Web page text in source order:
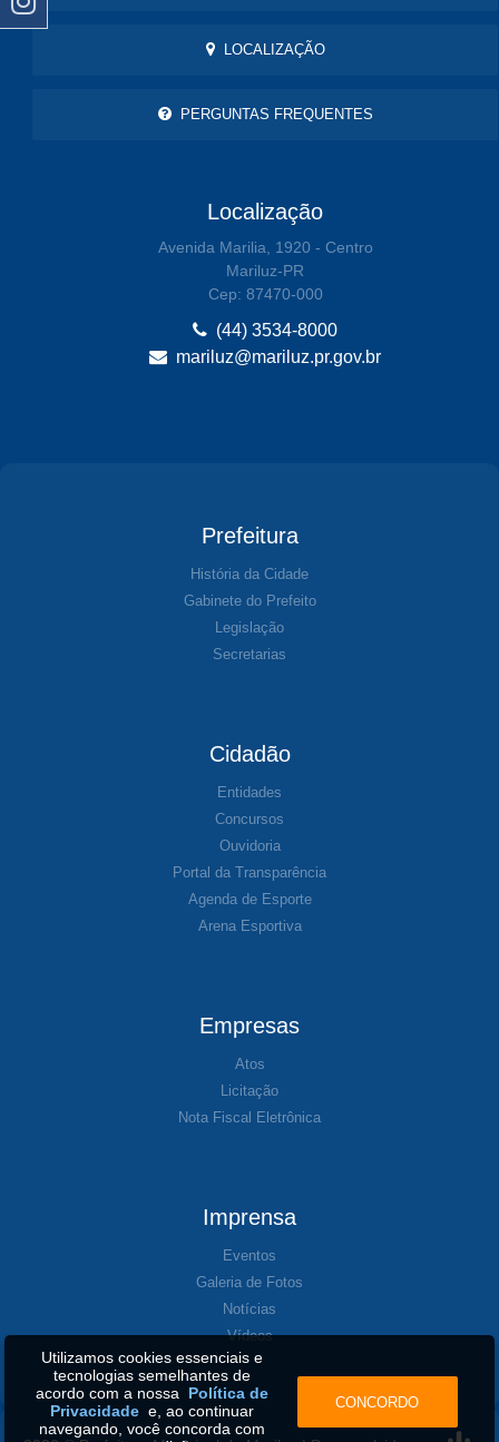
LOCALIZAÇÃO
PERGUNTAS FREQUENTES
Localização
Avenida Marilia, 1920 - Centro
Mariluz-PR
Cep: 87470-000
(44) 3534-8000
mariluz@mariluz.pr.gov.br
Prefeitura
História da Cidade
Gabinete do Prefeito
Legislação
Secretarias
Cidadão
Entidades
Concursos
Ouvidoria
Portal da Transparência
Agenda de Esporte
Arena Esportiva
Empresas
Atos
Licitação
Nota Fiscal Eletrônica
Imprensa
Eventos
Galeria de Fotos
Notícias
Vídeos
Utilizamos cookies essenciais e
tecnologias semelhantes de
acordo com a nossa Política de
Privacidadee, ao continuar
navegando, você concorda com
CONCORDO